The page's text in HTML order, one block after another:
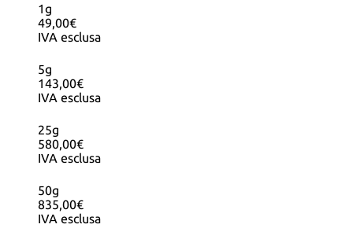
1g
49,00€
IVA esclusa
5g
143,00€
IVA esclusa
25g
580,00€
IVA esclusa
50g
835,00€
IVA esclusa